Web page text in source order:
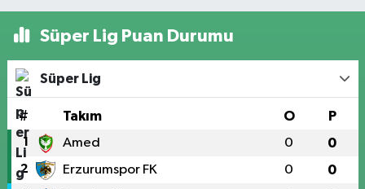
Süper Lig Puan Durumu
Süper Lig
# Takım O P
1 Amed 0 0
2 Erzurumspor FK 0 0